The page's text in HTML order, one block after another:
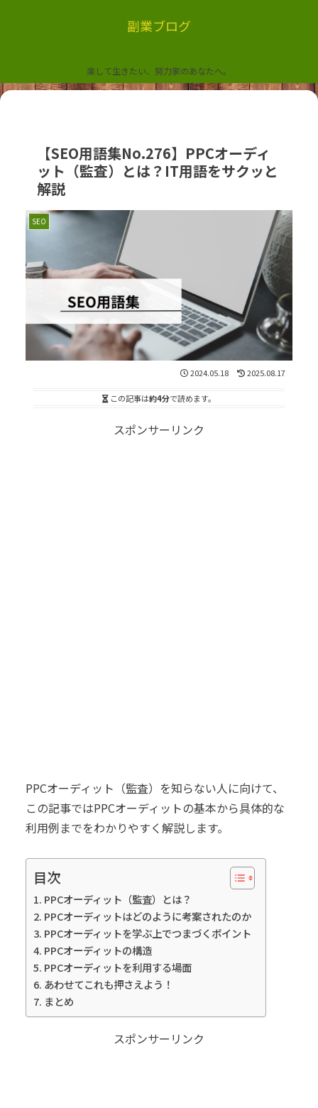
副業ブログ
楽して生きたい、努力家のあなたへ。
【SEO用語集No.276】PPCオーディ
ット（監査）とは？IT用語をサクッと
解説
SEO
2024.05.18 2025.08.17
この記事は約4分で読めます。
スポンサーリンク
PPCオーディット（監査）を知らない人に向けて、
この記事ではPPCオーディットの基本から具体的な
利用例までをわかりやすく解説します。
目次
PPCオーディット（監査）とは？
PPCオーディットはどのように考案されたのか
PPCオーディットを学ぶ上でつまづくポイント
PPCオーディットの構造
PPCオーディットを利用する場面
あわせてこれも押さえよう！
まとめ
スポンサーリンク